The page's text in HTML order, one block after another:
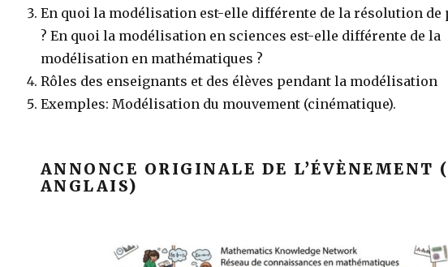
En quoi la modélisation est-elle différente de la résolution de
? En quoi la modélisation en sciences est-elle différente de la
modélisation en mathématiques ?
Rôles des enseignants et des élèves pendant la modélisation
Exemples: Modélisation du mouvement (cinématique).
ANNONCE ORIGINALE DE L’ÉVÈNEMENT
ANGLAIS)